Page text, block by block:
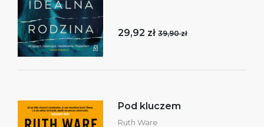
29,92 zł 39,90 zł
Pod kluczem
Ruth Ware